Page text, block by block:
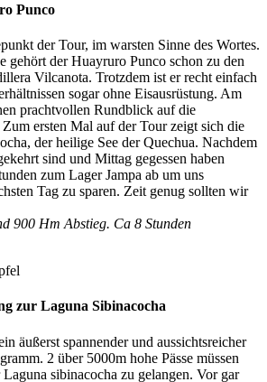
Punco
der Tour, im warsten Sinne des Wortes.
gehört der Huayruro Punco schon zu den
Vilcanota. Trotzdem ist er recht einfach
sogar ohne Eisausrüstung. Am
prachtvollen Rundblick auf die
ersten Mal auf der Tour zeigt sich die
der heilige See der Quechua. Nachdem
sind und Mittag gegessen haben
zum Lager Jampa ab um uns
Tag zu sparen. Zeit genug sollten wir
900 Hm Abstieg. Ca 8 Stunden
zur Laguna Sibinacocha
äußerst spannender und aussichtsreicher
2 über 5000m hohe Pässe müssen
sibinacocha zu gelangen. Vor gar